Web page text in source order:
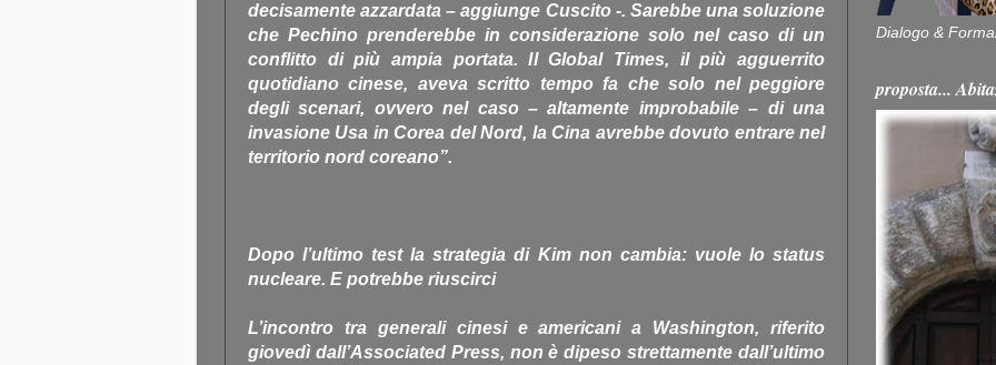
decisamente azzardata – aggiunge Cuscito -. Sarebbe una soluzione
che Pechino prenderebbe in considerazione solo nel caso di un
conflitto di più ampia portata. Il Global Times, il più agguerrito
quotidiano cinese, aveva scritto tempo fa che solo nel peggiore
degli scenari, ovvero nel caso – altamente improbabile – di una
invasione Usa in Corea del Nord, la Cina avrebbe dovuto entrare nel
territorio nord coreano”.
Dopo l’ultimo test la strategia di Kim non cambia: vuole lo status
nucleare. E potrebbe riuscirci
L’incontro tra generali cinesi e americani a Washington, riferito
giovedì dall’Associated Press, non è dipeso strettamente dall’ultimo
Dialogo &
proposta...